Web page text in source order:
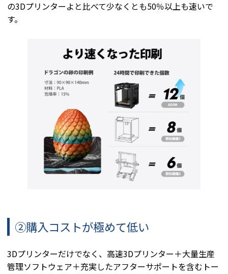
の3Dプリンターよと比べて少なくとも50％以上も速いで
す。
②購入コストが極めて低い
3Dプリンターだけでなく、高速3Dプリンター＋大量生産
管理ソフトウェア＋充実したアフターサポートを含むトー